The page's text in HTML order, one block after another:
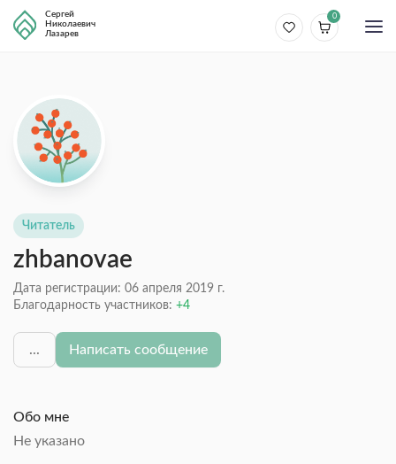
Сергей
Николаевич
Лазарев
0
Читатель
zhbanovae
Дата регистрации: 06 апреля 2019 г.
Благодарность участников:
4
... Написать сообщение
Обо мне
Не указано